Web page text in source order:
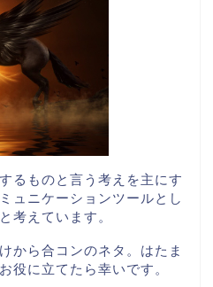
るものと言う考えを主にす
ュニケーションツールとし
考えています。
から合コンのネタ。はたま
役に立てたら幸いです。